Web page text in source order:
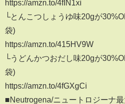
https://amzn.to/4fIN1xi
└とんこつしょうゆ味20gが
袋)
https://amzn.to/415HV9W
└うどんかつおだし味20gが
袋)
https://amzn.to/4fGXgCi
■Neutrogena/ニュートロジーナ